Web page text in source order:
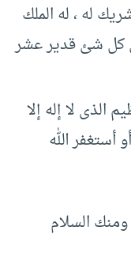
له ، له الملك
كل شئ قدير عشر
الذى لا إله إلا
أستغفر الله
ومنك السلام